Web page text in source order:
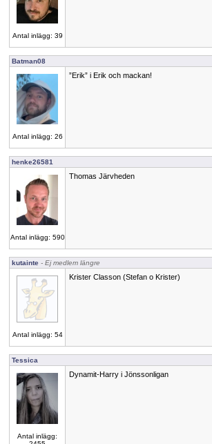
Antal inlägg: 39
Batman08
Antal inlägg: 26
”Erik” i Erik och mackan!
henke26581
Antal inlägg: 590
Thomas Järvheden
kutainte - Ej medlem längre
Antal inlägg: 54
Krister Classon (Stefan o Krister)
Tessica
Antal inlägg:
Dynamit-Harry i Jönssonligan